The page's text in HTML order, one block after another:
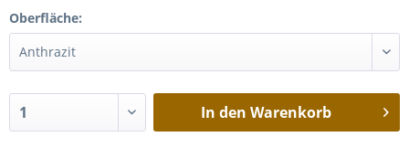
Oberfläche:
In den Warenkorb